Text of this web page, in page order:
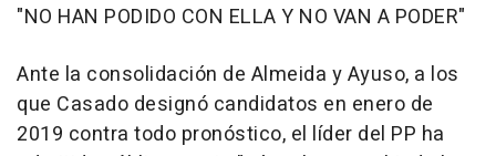
"NO HAN PODIDO CON ELLA Y NO VAN A PODER"
Ante la consolidación de Almeida y Ayuso, a los
que Casado designó candidatos en enero de
2019 contra todo pronóstico, el líder del PP ha